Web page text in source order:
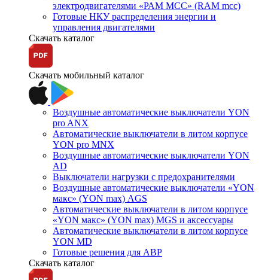
электродвигателями «РАМ МСС» (RAM mcc)
Готовые НКУ распределения энергии и
управления двигателями
Скачать каталог
Скачать мобильный каталог
Воздушные автоматические выключатели YON
pro ANX
Автоматические выключатели в литом корпусе
YON pro MNX
Воздушные автоматические выключатели YON
AD
Выключатели нагрузки с предохранителями
Воздушные автоматические выключатели «YON
макс» (YON max) AGS
Автоматические выключатели в литом корпусе
«YON макс» (YON max) MGS и аксессуары
Автоматические выключатели в литом корпусе
YON MD
Готовые решения для АВР
Скачать каталог